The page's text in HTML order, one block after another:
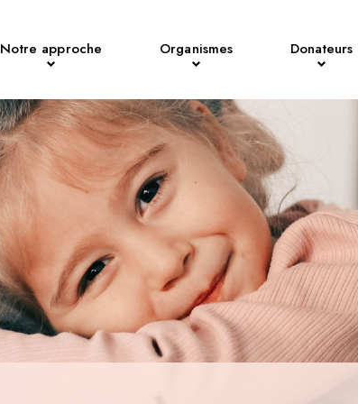
Notre approche Organismes Donateurs